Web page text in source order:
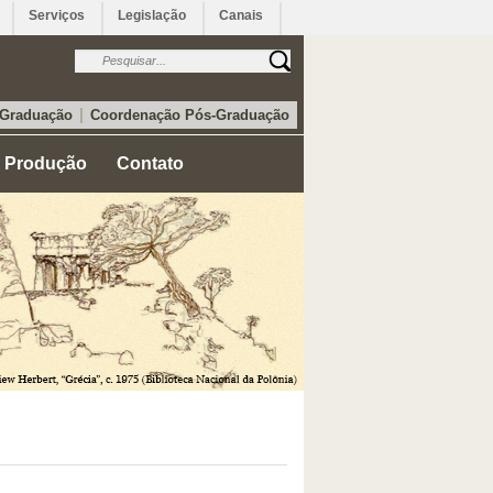
Serviços Legislação Canais
| Coordenação Pós-Graduação
Produção Contato